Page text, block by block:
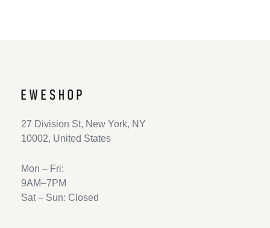
27 Division St, New York, NY
10002, United States
Mon – Fri:
9AM–7PM
Sat – Sun: Closed